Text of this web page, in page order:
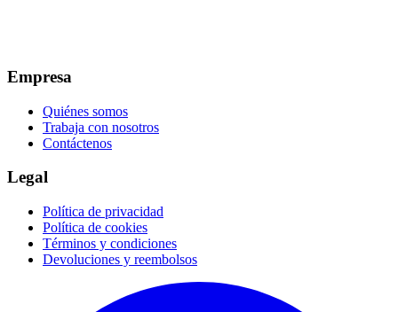
Empresa
Quiénes somos
Trabaja con nosotros
Contáctenos
Legal
Política de privacidad
Política de cookies
Términos y condiciones
Devoluciones y reembolsos